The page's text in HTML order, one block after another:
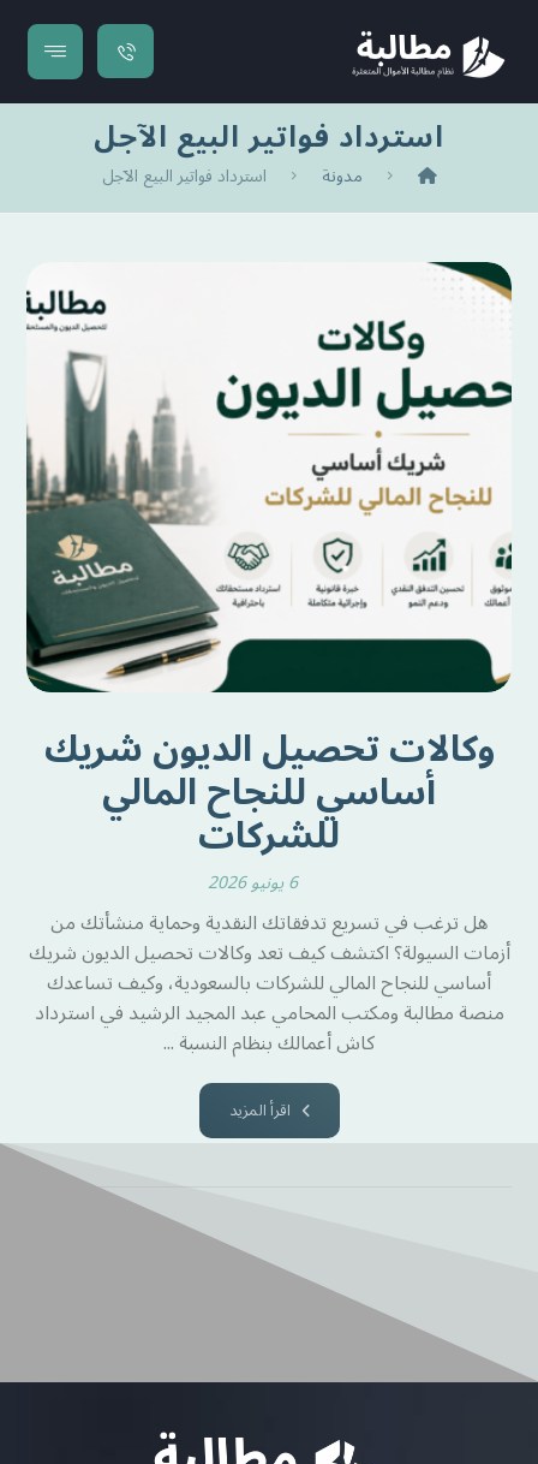
استرداد فواتير البيع الآجل
مدونة استرداد فواتير البيع الآجل
وكالات تحصيل الديون شريك
أساسي للنجاح المالي
للشركات
6 يونيو 2026
هل ترغب في تسريع تدفقاتك النقدية وحماية منشأتك من
أزمات السيولة؟ اكتشف كيف تعد وكالات تحصيل الديون شريك
أساسي للنجاح المالي للشركات بالسعودية، وكيف تساعدك
منصة مطالبة ومكتب المحامي عبد المجيد الرشيد في استرداد
كاش أعمالك بنظام النسبة ...
اقرأ المزيد